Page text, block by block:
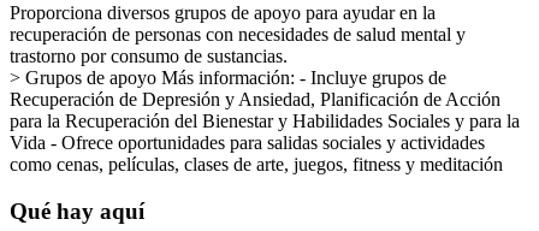
Proporciona diversos grupos de apoyo para ayudar en la
recuperación de personas con necesidades de salud mental y
trastorno por consumo de sustancias.
> Grupos de apoyo Más información: - Incluye grupos de
Recuperación de Depresión y Ansiedad, Planificación de Acción
para la Recuperación del Bienestar y Habilidades Sociales y para la
Vida - Ofrece oportunidades para salidas sociales y actividades
como cenas, películas, clases de arte, juegos, fitness y meditación
Qué hay aquí